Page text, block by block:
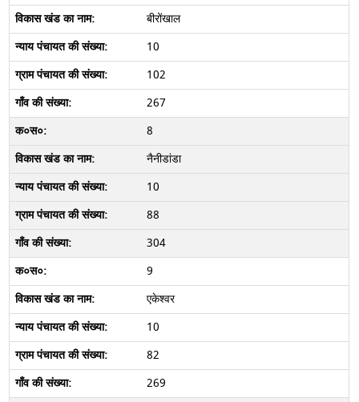
बीरोंखाल
10
102
267
8
नैनीडांडा
10
88
304
9
एकेश्वर
10
82
269